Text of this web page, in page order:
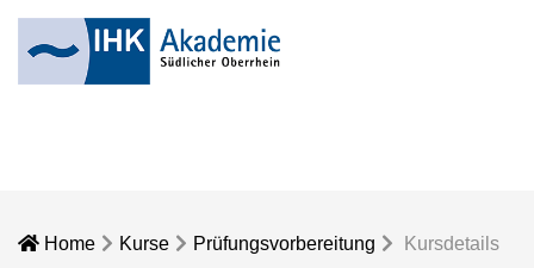
Home Kurse Prüfungsvorbereitung Kursdetails